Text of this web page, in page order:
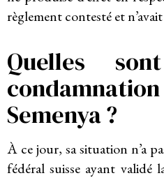
règlement contesté et
Quelles
Semenya ?
À ce jour, sa situation n’a
fédéral suisse ayant validé